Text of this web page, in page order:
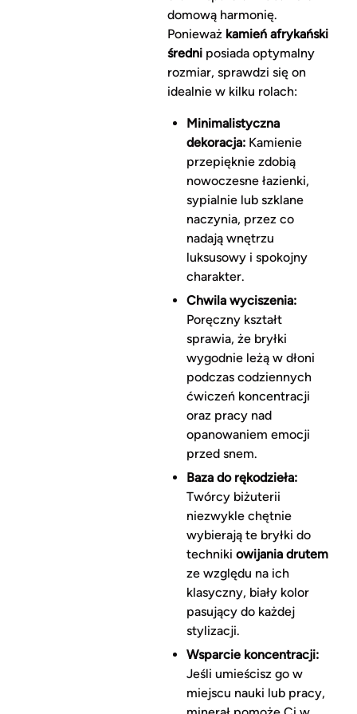
domową harmonię.
Ponieważ kamień afrykański
średniposiada optymalny
rozmiar, sprawdzi się on
idealnie w kilku rolach:
Minimalistyczna
dekoracja:Kamienie
przepięknie zdobią
nowoczesne łazienki,
sypialnie lub szklane
naczynia, przez co
nadają wnętrzu
luksusowy i spokojny
charakter.
Chwila wyciszenia:
Poręczny kształt
sprawia, że bryłki
wygodnie leżą w dłoni
podczas codziennych
ćwiczeń koncentracji
oraz pracy nad
opanowaniem emocji
przed snem.
Baza do rękodzieła:
Twórcy biżuterii
niezwykle chętnie
wybierają te bryłki do
techniki owijania drutem
ze względu na ich
klasyczny, biały kolor
pasujący do każdej
stylizacji.
Wsparcie koncentracji:
Jeśli umieścisz go w
miejscu nauki lub pracy,